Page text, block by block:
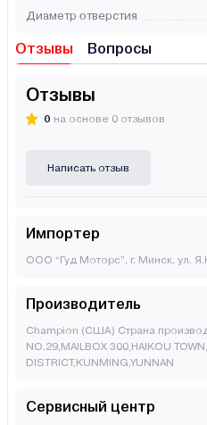
Диаметр отверстия
Отзывы Вопросы
Отзывы
0 на основе 0 отзывов
Написать отзыв
Импортер
ООО “Гуд Моторс”, г. Минск, ул.
Производитель
Champion (США) Страна
NO.29,MAILBOX 300,HAIKOU
DISTRICT,KUNMING,YUNNAN
Сервисный центр